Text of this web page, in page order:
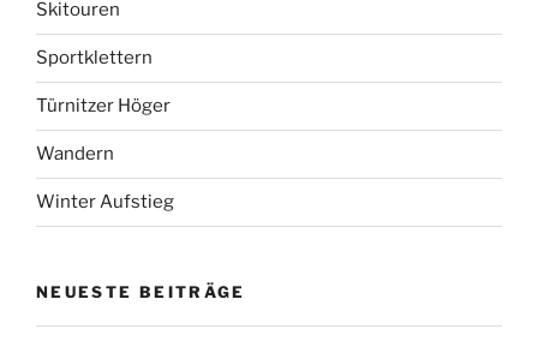
Skitouren
Sportklettern
Türnitzer Höger
Wandern
Winter Aufstieg
NEUESTE BEITRÄGE